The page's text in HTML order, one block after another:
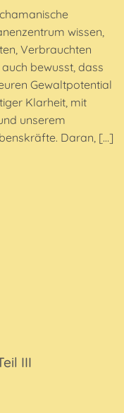
wissen,
Verbrauchten
bewusst, dass
Gewaltpotential
Klarheit, mit
unserem
Daran, […]
III